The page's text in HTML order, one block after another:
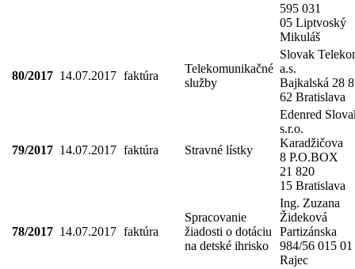
595 031
05 Liptvoský
Mikuláš
80/2017 14.07.2017 faktúra
Telekomunikačné
služby
Slovak
a.s.
Bajkalská 28
62 Bratislava
79/2017 14.07.2017 faktúra Stravné lístky
Edenred
s.r.o.
Karadžičova
8 P.O.BOX
21 820
15 Bratislava
78/2017 14.07.2017 faktúra
Spracovanie
žiadosti o dotáciu
na detské ihrisko
Ing. Zuzana
Žideková
Partizánska
984/56 015 01
Rajec